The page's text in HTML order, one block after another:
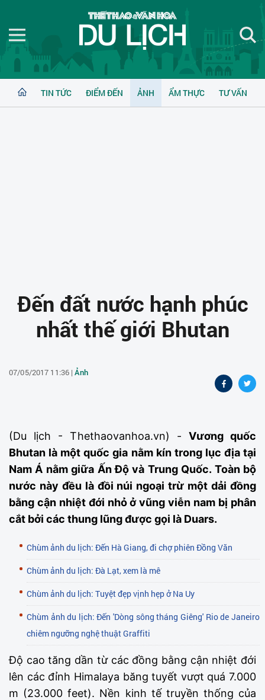
TIN TỨC ĐIỂM ĐẾN ẢNH ẨM THỰC TƯ VẤN
Đến đất nước hạnh phúc
nhất thế giới Bhutan
07/05/2017 11:36 |Ảnh
(Du lịch - Thethaovanhoa.vn) - Vương quốc
Bhutan là một quốc gia nằm kín trong lục địa tại
Nam Á nằm giữa Ấn Độ và Trung Quốc. Toàn bộ
nước này đều là đồi núi ngoại trừ một dải đồng
bằng cận nhiệt đới nhỏ ở vũng viễn nam bị phân
cắt bởi các thung lũng được gọi là Duars.
Chùm ảnh du lịch: Đến Hà Giang, đi chợ phiên Đồng Văn
Chùm ảnh du lịch: Đà Lạt, xem là mê
Chùm ảnh du lịch: Tuyệt đẹp vịnh hẹp ở Na Uy
Chùm ảnh du lịch: Đến 'Dòng sông tháng Giêng' Rio de Janeiro
chiêm ngưỡng nghệ thuật Graffiti
Độ cao tăng dần từ các đồng bằng cận nhiệt đới
lên các đỉnh Himalaya băng tuyết vượt quá 7.000
m (23.000 feet). Nền kinh tế truyền thống của